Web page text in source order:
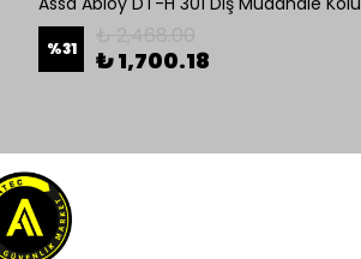
%31 ₺ 1,700.18